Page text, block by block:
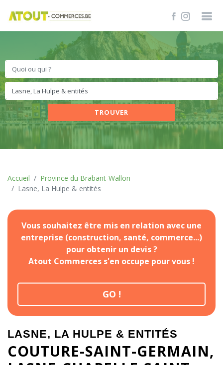
TROUVER
Accueil
Province du Brabant-Wallon
Lasne, La Hulpe & entités
Vous souhaitez être mis en relation avec une
entreprise (construction, santé, commerce...)
pour obtenir un devis ?
Atout Commerces s'en occupe pour vous !
GO !
LASNE, LA HULPE & ENTITÉS
COUTURE-SAINT-GERMAIN